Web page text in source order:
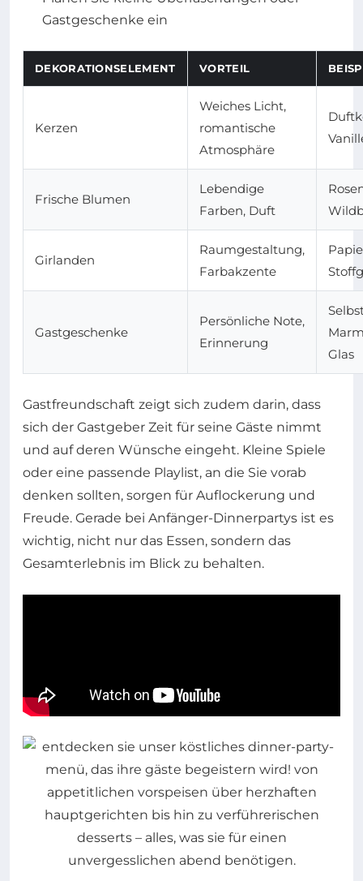
Gastgeschenke ein
DEKORATIONSELEMENT VORTEIL
Kerzen
Weiches Licht,
romantische
Atmosphäre
Frische Blumen
Lebendige
Farben, Duft
Girlanden
Raumgestaltung,
Farbakzente
Gastgeschenke
Persönliche Note,
Erinnerung
Glas
Gastfreundschaft zeigt sich zudem darin, dass
sich der Gastgeber Zeit für seine Gäste nimmt
und auf deren Wünsche eingeht. Kleine Spiele
oder eine passende Playlist, an die Sie vorab
denken sollten, sorgen für Auflockerung und
Freude. Gerade bei Anfänger-Dinnerpartys ist es
wichtig, nicht nur das Essen, sondern das
Gesamterlebnis im Blick zu behalten.